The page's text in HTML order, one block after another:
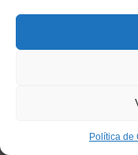
Política de